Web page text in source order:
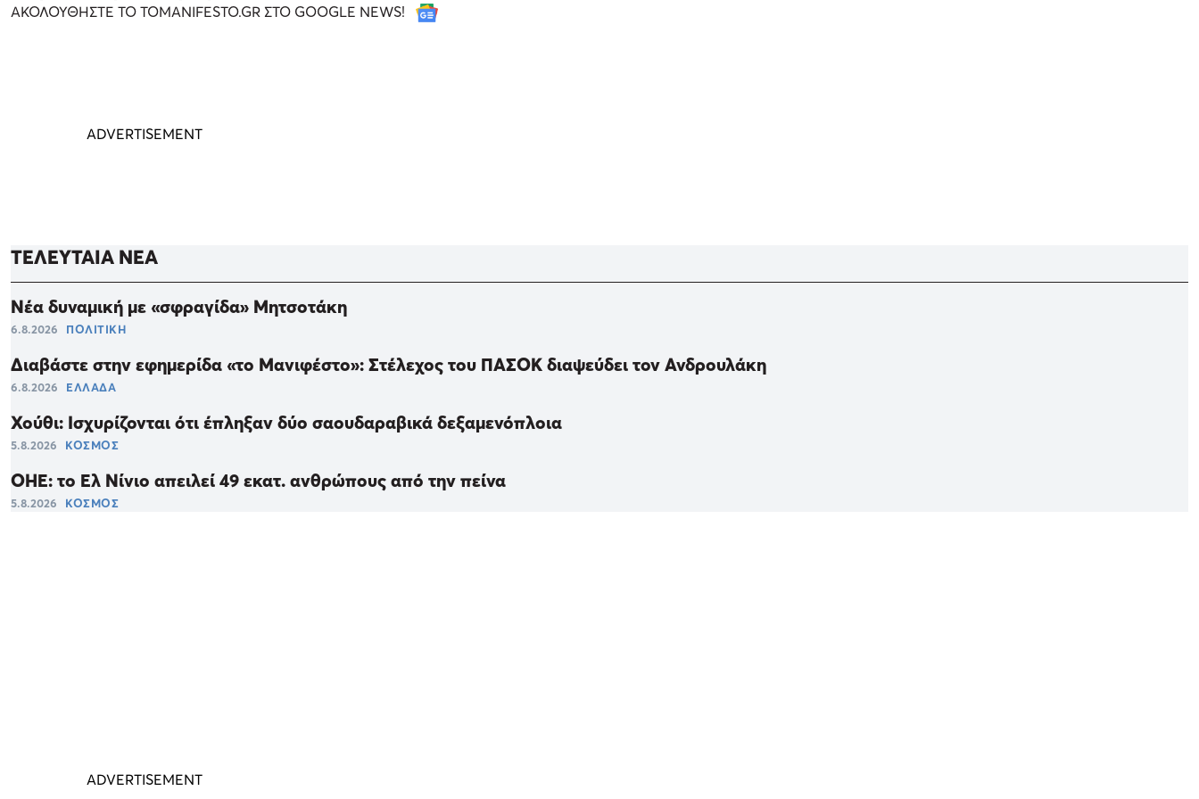
ΑΚΟΛΟΥΘΗΣΤΕ ΤΟ TOMANIFESTO.GR ΣΤΟ GOOGLE NEWS!
ΤΕΛΕΥΤΑΙΑ ΝΕΑ
Νέα δυναμική με «σφραγίδα» Μητσοτάκη
6.8.2026 ΠΟΛΙΤΙΚΗ
Διαβάστε στην εφημερίδα «το Μανιφέστο»: Στέλεχος του ΠΑΣΟΚ διαψεύδει τον Ανδρουλάκη
6.8.2026 ΕΛΛΑΔΑ
Χούθι: Ισχυρίζονται ότι έπληξαν δύο σαουδαραβικά δεξαμενόπλοια
5.8.2026 ΚΟΣΜΟΣ
ΟΗΕ: το Ελ Νίνιο απειλεί 49 εκατ. ανθρώπους από την πείνα
5.8.2026 ΚΟΣΜΟΣ